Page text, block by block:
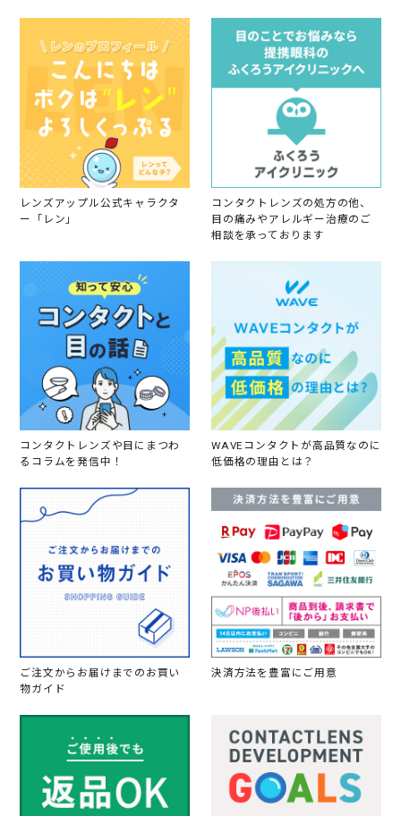
レンズアップル公式キャラクタ
ー「レン」
コンタクトレンズの処方の他、
目の痛みやアレルギー治療のご
相談を承っております
コンタクトレンズや目にまつわ
るコラムを発信中！
WAVEコンタクトが高品質なのに
低価格の理由とは？
ご注文からお届けまでのお買い
物ガイド
決済方法を豊富にご用意